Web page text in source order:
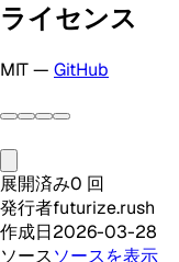
ライセンス
MIT — GitHub
展開済み0 回
発行者futurize.rush
作成日2026-03-28
ソースソースを表示